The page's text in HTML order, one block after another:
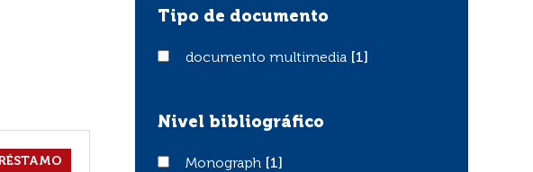
Tipo de documento
documento multimedia
documento multimedia [1]
Nivel bibliográfico
Monograph
Monograph [1]